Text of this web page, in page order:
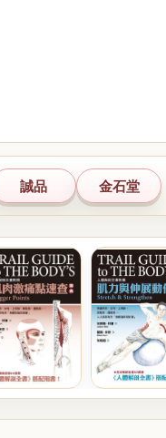
誠品 金石堂